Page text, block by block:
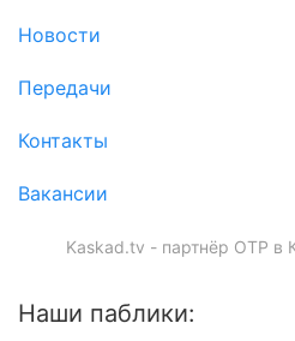
Новости
Передачи
Контакты
Вакансии
Kaskad.tv - партнёр ОТР в
Наши паблики: